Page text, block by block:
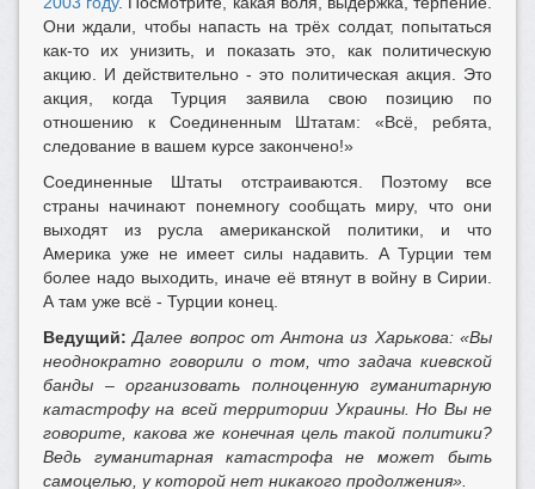
Они ждали, чтобы напасть на трёх солдат, попытаться
как-то их унизить, и показать это, как политическую
акцию. И действительно - это политическая акция. Это
акция, когда Турция заявила свою позицию по
отношению к Соединенным Штатам: «Всё, ребята,
следование в вашем курсе закончено!»
Соединенные Штаты отстраиваются. Поэтому все
страны начинают понемногу сообщать миру, что они
выходят из русла американской политики, и что
Америка уже не имеет силы надавить. А Турции тем
более надо выходить, иначе её втянут в войну в Сирии.
А там уже всё - Турции конец.
Ведущий:Далее вопрос от Антона из Харькова: «Вы
неоднократно говорили о том, что задача киевской
банды – организовать полноценную гуманитарную
катастрофу на всей территории Украины. Но Вы не
говорите, какова же конечная цель такой политики?
Ведь гуманитарная катастрофа не может быть
самоцелью, у которой нет никакого продолжения».